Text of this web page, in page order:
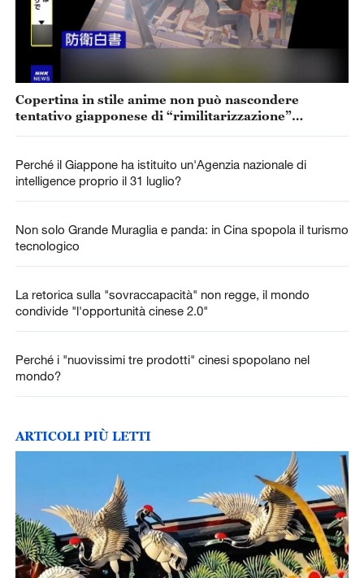
Copertina in stile anime non può nascondere
tentativo giapponese di “rimilitarizzazione”
Perché il Giappone ha istituito un'Agenzia nazionale di
intelligence proprio il 31 luglio?
Non solo Grande Muraglia e panda: in Cina spopola il turismo
tecnologico
La retorica sulla "sovraccapacità" non regge, il mondo
condivide "l'opportunità cinese 2.0"
Perché i "nuovissimi tre prodotti" cinesi spopolano nel
mondo?
ARTICOLI PIÙ LETTI